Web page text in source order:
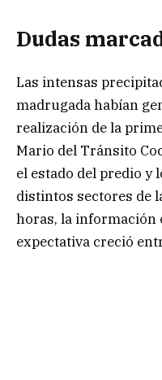
Dudas
Las intensas
madrugada habían
realización de la
Mario del Tránsito
el estado del predio y
distintos sectores de
horas, la información
expectativa creció